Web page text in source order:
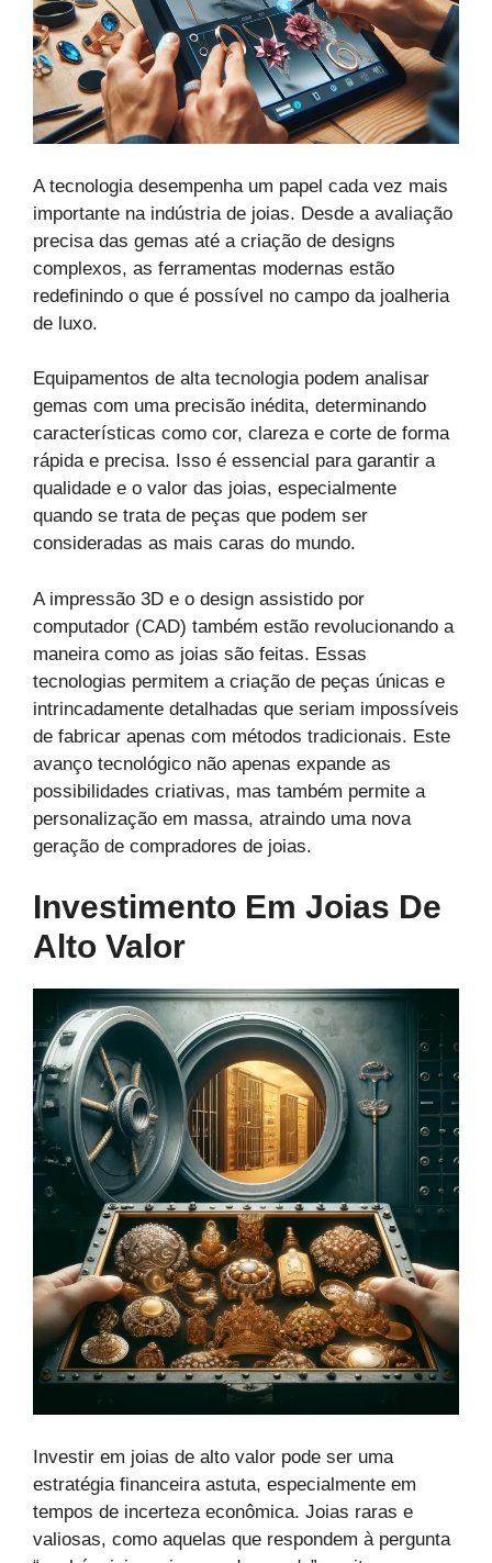
A tecnologia desempenha um papel cada vez mais
importante na indústria de joias. Desde a avaliação
precisa das gemas até a criação de designs
complexos, as ferramentas modernas estão
redefinindo o que é possível no campo da joalheria
de luxo.
Equipamentos de alta tecnologia podem analisar
gemas com uma precisão inédita, determinando
características como cor, clareza e corte de forma
rápida e precisa. Isso é essencial para garantir a
qualidade e o valor das joias, especialmente
quando se trata de peças que podem ser
consideradas as mais caras do mundo.
A impressão 3D e o design assistido por
computador (CAD) também estão revolucionando a
maneira como as joias são feitas. Essas
tecnologias permitem a criação de peças únicas e
intrincadamente detalhadas que seriam impossíveis
de fabricar apenas com métodos tradicionais. Este
avanço tecnológico não apenas expande as
possibilidades criativas, mas também permite a
personalização em massa, atraindo uma nova
geração de compradores de joias.
Investimento Em Joias De
Alto Valor
Investir em joias de alto valor pode ser uma
estratégia financeira astuta, especialmente em
tempos de incerteza econômica. Joias raras e
valiosas, como aquelas que respondem à pergunta